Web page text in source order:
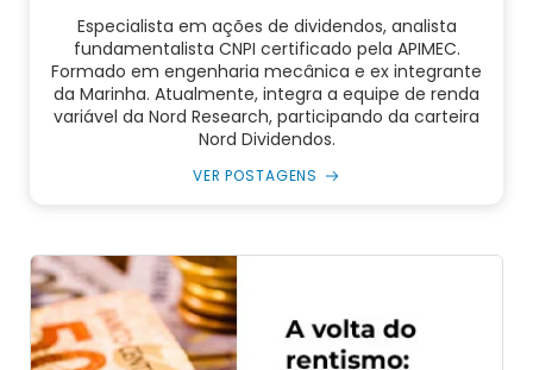
Especialista em ações de dividendos, analista
fundamentalista CNPI certificado pela APIMEC.
Formado em engenharia mecânica e ex integrante
da Marinha. Atualmente, integra a equipe de renda
variável da Nord Research, participando da carteira
Nord Dividendos.
VER POSTAGENS